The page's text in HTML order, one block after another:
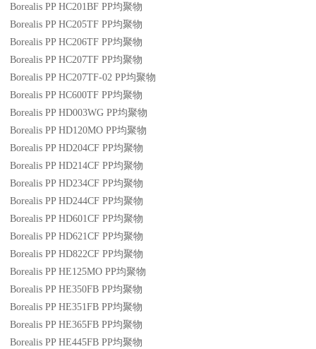
Borealis PP HC201BF PP均聚物
Borealis PP HC205TF PP均聚物
Borealis PP HC206TF PP均聚物
Borealis PP HC207TF PP均聚物
Borealis PP HC207TF-02 PP均聚物
Borealis PP HC600TF PP均聚物
Borealis PP HD003WG PP均聚物
Borealis PP HD120MO PP均聚物
Borealis PP HD204CF PP均聚物
Borealis PP HD214CF PP均聚物
Borealis PP HD234CF PP均聚物
Borealis PP HD244CF PP均聚物
Borealis PP HD601CF PP均聚物
Borealis PP HD621CF PP均聚物
Borealis PP HD822CF PP均聚物
Borealis PP HE125MO PP均聚物
Borealis PP HE350FB PP均聚物
Borealis PP HE351FB PP均聚物
Borealis PP HE365FB PP均聚物
Borealis PP HE445FB PP均聚物